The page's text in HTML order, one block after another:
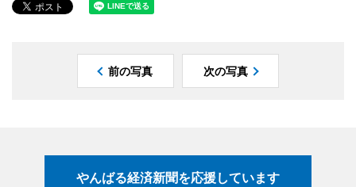
前の写真 次の写真
やんばる経済新聞を応援しています